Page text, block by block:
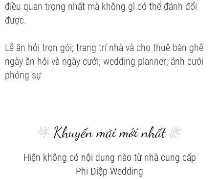
điều quan trọng nhất mà không gì có thể đánh đổi
được.
Lễ ăn hỏi trọn gói; trang trí nhà và cho thuê bàn ghế
ngày ăn hỏi và ngày cưới; wedding planner; ảnh cưới
phóng sự
Khuyến mãi mới nhất
Hiện không có nội dung nào từ nhà cung cấp
Phi Điệp Wedding